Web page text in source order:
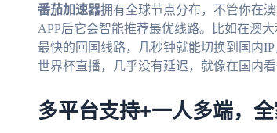
番茄加速器拥有全球节点分布，不管你在
APP后它会智能推荐最优线路。比如在澳
最快的回国线路，几秒钟就能切换到国内
世界杯直播，几乎没有延迟，就像在国内看
多平台支持+一人多端，